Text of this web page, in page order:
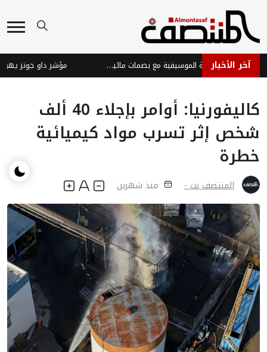
آخر الأخبار سونـو: خطوات نحو الشرعية الموسيقية مع بصمات مائية للموسيقى المولدة بالذكاء الاصطناعي
كاليفورنيا: أوامر بإجلاء 40 ألف
شخص إثر تسرب مواد كيميائية
خطرة
المنتصف نت - منذ شهرين